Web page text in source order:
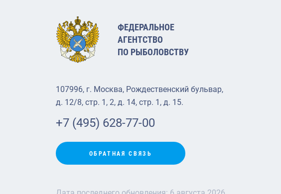
ФЕДЕРАЛЬНОЕ
АГЕНТСТВО
ПО РЫБОЛОВСТВУ
107996, г. Москва, Рождественский бульвар,
д. 12/8, стр. 1, 2, д. 14, стр. 1, д. 15.
+7 (495) 628-77-00
ОБРАТНАЯ СВЯЗЬ